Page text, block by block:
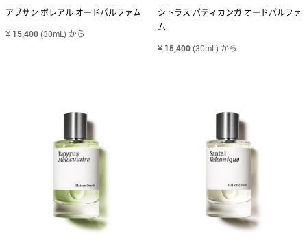
MAISON CRIVELLI
MAISON FRANCIS KURKDJIAN
メゾン フランシス クルジャン
MATIERE PREMIERE
マティエール プルミエール
アブサン ボレアル オードパルファム
¥ 15,400(30mL) から
シトラス バティカンガ オードパルファ
ム
¥ 15,400(30mL) から